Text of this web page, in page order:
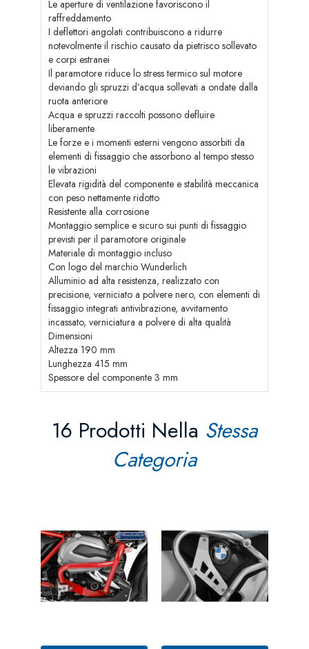
Le aperture di ventilazione favoriscono il
raffreddamento
I deflettori angolati contribuiscono a ridurre
notevolmente il rischio causato da pietrisco sollevato
e corpi estranei
Il paramotore riduce lo stress termico sul motore
deviando gli spruzzi d’acqua sollevati a ondate dalla
ruota anteriore
Acqua e spruzzi raccolti possono defluire
liberamente
Le forze e i momenti esterni vengono assorbiti da
elementi di fissaggio che assorbono al tempo stesso
le vibrazioni
Elevata rigidità del componente e stabilità meccanica
con peso nettamente ridotto
Resistente alla corrosione
Montaggio semplice e sicuro sui punti di fissaggio
previsti per il paramotore originale
Materiale di montaggio incluso
Con logo del marchio Wunderlich
Alluminio ad alta resistenza, realizzato con
precisione, verniciato a polvere nero, con elementi di
fissaggio integrati antivibrazione, avvitamento
incassato, verniciatura a polvere di alta qualità
Dimensioni
Altezza 190 mm
Lunghezza 415 mm
Spessore del componente 3 mm
16 Prodotti Nella Stessa
Categoria